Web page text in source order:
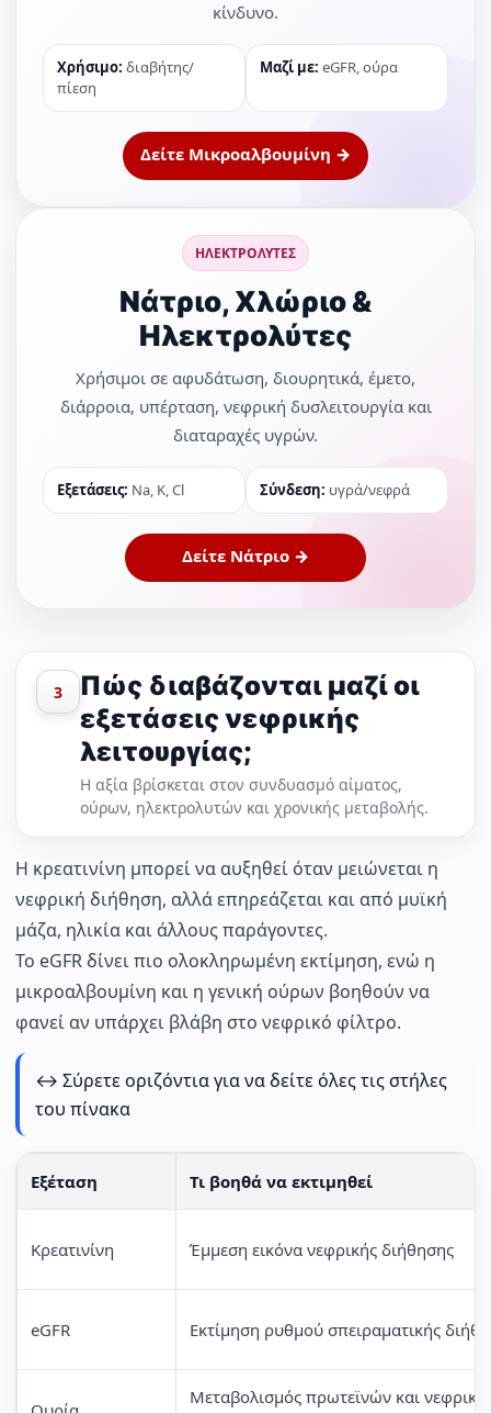
κίνδυνο.
Χρήσιμο: διαβήτης/
πίεση
Μαζί με: eGFR, ούρα
Δείτε Μικροαλβουμίνη →
ΗΛΕΚΤΡΟΛΥΤΕΣ
Νάτριο, Χλώριο &
Ηλεκτρολύτες
Χρήσιμοι σε αφυδάτωση, διουρητικά, έμετο,
διάρροια, υπέρταση, νεφρική δυσλειτουργία και
διαταραχές υγρών.
Εξετάσεις: Na, K, Cl Σύνδεση: υγρά/νεφρά
Δείτε Νάτριο →
3
Πώς διαβάζονται μαζί οι
εξετάσεις νεφρικής
λειτουργίας;
Η αξία βρίσκεται στον συνδυασμό αίματος,
ούρων, ηλεκτρολυτών και χρονικής μεταβολής.
Η κρεατινίνη μπορεί να αυξηθεί όταν μειώνεται η
νεφρική διήθηση, αλλά επηρεάζεται και από μυϊκή
μάζα, ηλικία και άλλους παράγοντες.
Το eGFR δίνει πιο ολοκληρωμένη εκτίμηση, ενώ η
μικροαλβουμίνη και η γενική ούρων βοηθούν να
φανεί αν υπάρχει βλάβη στο νεφρικό φίλτρο.
↔️ Σύρετε οριζόντια για να δείτε όλες τις στήλες
του πίνακα
Εξέταση Τι βοηθά να εκτιμηθεί
Κρεατινίνη Έμμεση εικόνα νεφρικής διήθησης
eGFR Εκτίμηση ρυθμού σπειραματικής
Μεταβολισμός πρωτεϊνών και νεφρική